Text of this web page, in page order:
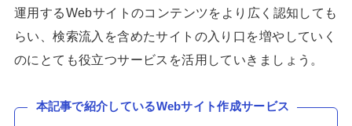
運用するWebサイトのコンテンツをより広く認知しても
らい、検索流入を含めたサイトの入り口を増やしていく
のにとても役立つサービスを活用していきましょう。
本記事で紹介しているWebサイト作成サービス